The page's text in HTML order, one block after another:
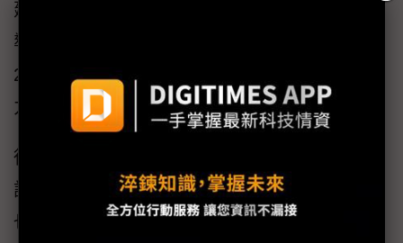
建設所須的時間。加上同樣計劃在龍仁設置半
導體園區的SK海力士（SK Hynix）每天最多須
2.83GW的設備，可同時為2座產業園區提供電
力，此情況基本上需要2座新的天然氣發電廠。
從政府的立場來看，最好將2個產業園區的基礎
設施捆綁推動，不過韓國電力公社的財務問題
也需要納入考量。半導體業界相關人士表示，